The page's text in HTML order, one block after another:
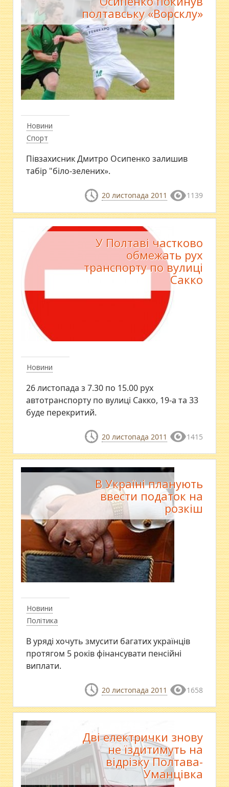
Новини
Спорт
полтавську «Ворсклу»
Півзахисник Дмитро Осипенко залишив
табір "біло-зелених».
20 листопада 2011 1139
Новини
У Полтаві частково
обмежать рух
транспорту по вулиці
Сакко
26 листопада з 7.30 по 15.00 рух
автотранспорту по вулиці Сакко, 19-а та 33
буде перекритий.
20 листопада 2011 1415
Новини
Політика
В Україні планують
ввести податок на
розкіш
В уряді хочуть змусити багатих українців
протягом 5 років фінансувати пенсійні
виплати.
20 листопада 2011 1658
Дві електрички знову
не їздитимуть на
відрізку Полтава-
Уманцівка